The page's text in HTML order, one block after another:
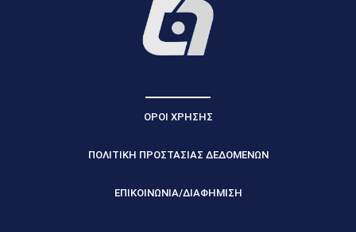
ΟΡΟΙ ΧΡΗΣΗΣ
ΠΟΛΙΤΙΚΗ ΠΡΟΣΤΑΣΙΑΣ ΔΕΔΟΜΕΝΩΝ
ΕΠΙΚΟΙΝΩΝΙΑ/ΔΙΑΦΗΜΙΣΗ